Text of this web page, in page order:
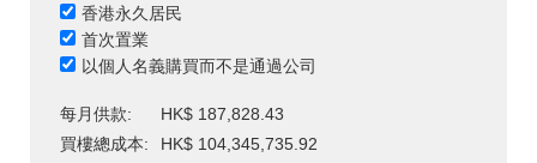
香港永久居民
首次置業
以個人名義購買而不是通過公司
每月供款:
HK$ 187,828.43
買樓總成本:
HK$ 104,345,735.92